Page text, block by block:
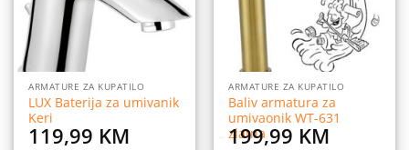
ARMATURE ZA KUPATILO
LUX Baterija za umivanik
Keri
119,99 KM
ARMATURE ZA KUPATILO
Baliv armatura za
umivaonik WT-631
zlatna
199,99 KM